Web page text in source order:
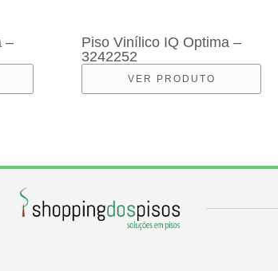
–
Piso Vinílico IQ Optima –
3242252
VER PRODUTO